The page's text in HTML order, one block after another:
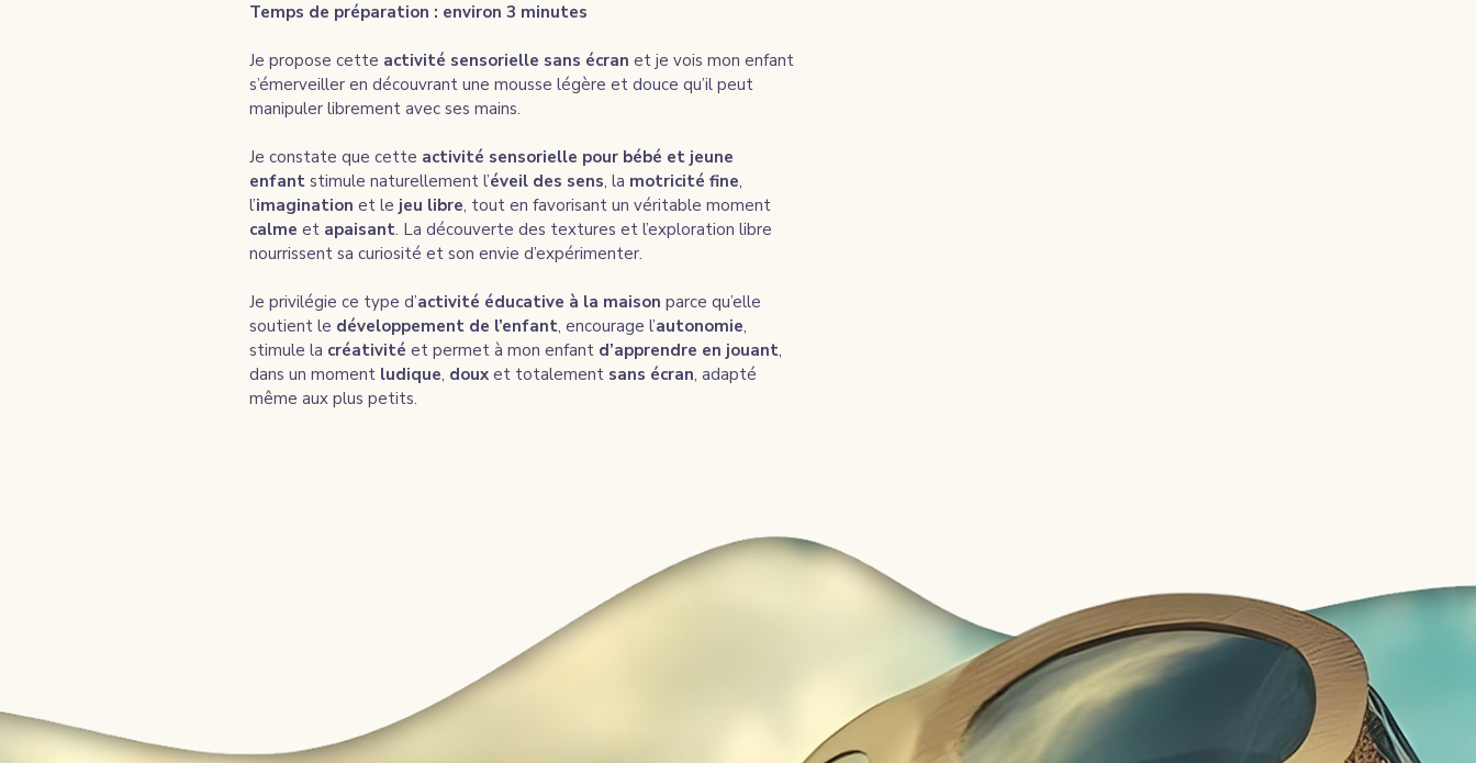
Temps de préparation : environ 3 minutes
Je propose cette activité sensorielle sans écran et je vois mon enfant
s’émerveiller en découvrant une mousse légère et douce qu’il peut
manipuler librement avec ses mains.
Je constate que cette activité sensorielle pour bébé et jeune
enfant stimule naturellement l’éveil des sens, la motricité fine,
l’imagination et le jeu libre, tout en favorisant un véritable moment
calme et apaisant. La découverte des textures et l’exploration libre
nourrissent sa curiosité et son envie d’expérimenter.
Je privilégie ce type d’activité éducative à la maison parce qu’elle
soutient le développement de l’enfant, encourage l’autonomie,
stimule la créativité et permet à mon enfant d’apprendre en jouant,
dans un moment ludique, doux et totalement sans écran, adapté
même aux plus petits.